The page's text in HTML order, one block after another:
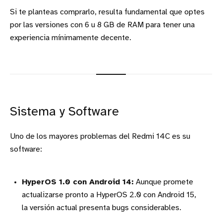
Si te planteas comprarlo, resulta fundamental que optes
por las versiones con 6 u 8 GB de RAM para tener una
experiencia mínimamente decente.
Sistema y Software
Uno de los mayores problemas del Redmi 14C es su
software:
HyperOS 1.0 con Android 14: Aunque promete
actualizarse pronto a HyperOS 2.0 con Android 15,
la versión actual presenta bugs considerables.